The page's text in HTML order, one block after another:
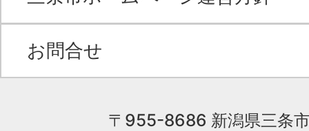
お問合せ
〒955-8686 新潟県三条